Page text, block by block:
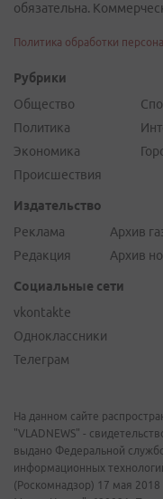
обязательна.
Политика обработки
Рубрики
Общество
Политика
Экономика
Происшествия
Издательство
Реклама
Редакция
Архив
Архив
Социальные сети
vkontakte
Одноклассники
Телеграм
На данном сайте
"VLADNEWS" -
выдано Федеральной
информационных
(Роскомнадзор) 17 мая